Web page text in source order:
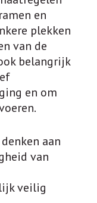
en
plekken
van de
belangrijk
en om
aan
van
veilig